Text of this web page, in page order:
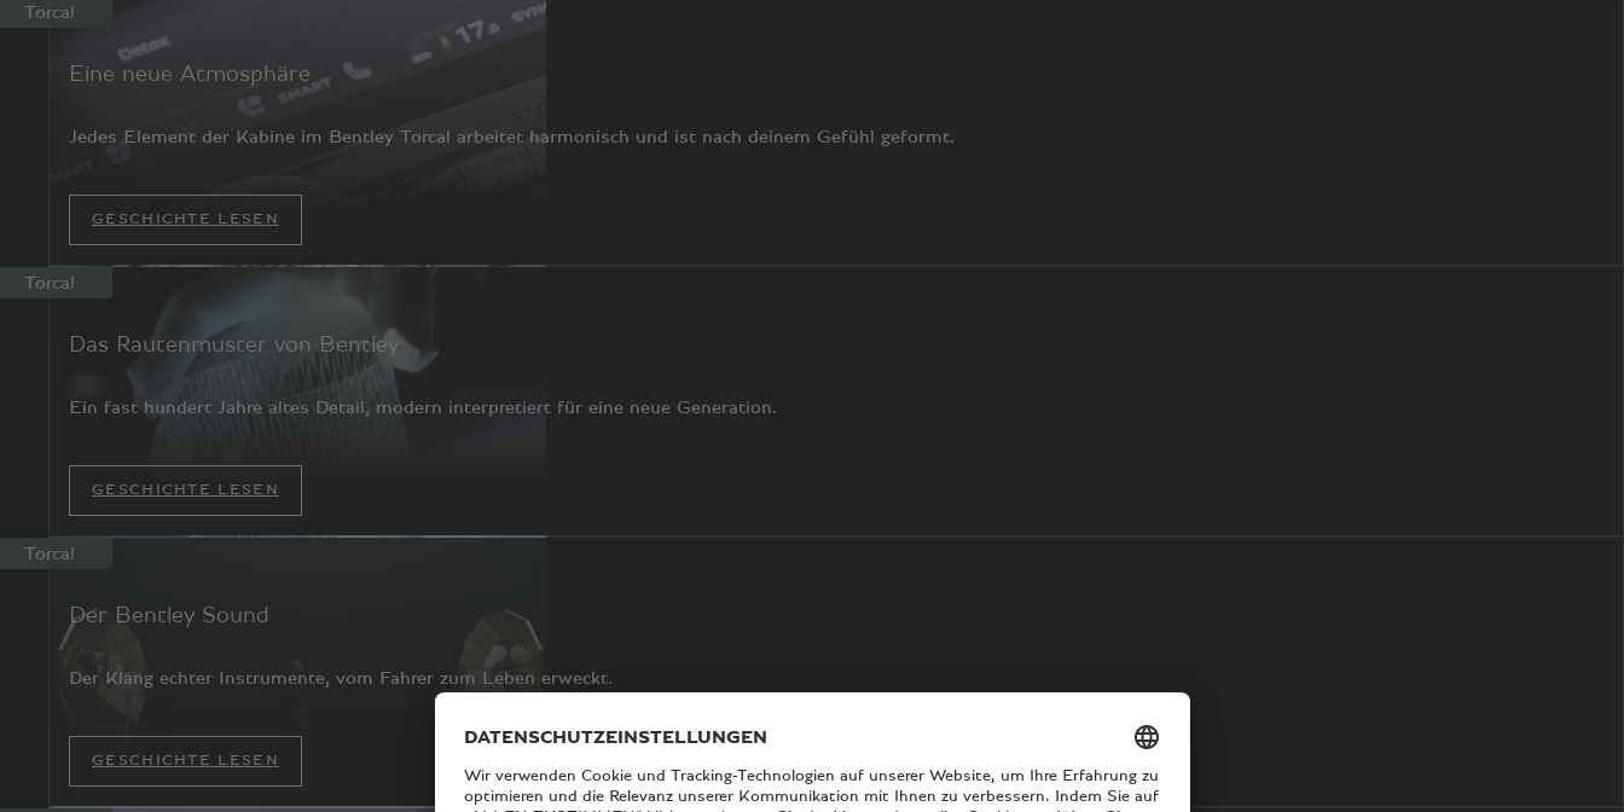
Torcal
Eine neue Atmosphäre
Jedes Element der Kabine im Bentley Torcal arbeitet harmonisch und ist nach deinem Gefühl geformt.
GESCHICHTE LESEN
Torcal
Das Rautenmuster von Bentley
Ein fast hundert Jahre altes Detail, modern interpretiert für eine neue Generation.
GESCHICHTE LESEN
Torcal
Der Bentley Sound
Der Klang echter Instrumente, vom Fahrer zum Leben erweckt.
GESCHICHTE LESEN